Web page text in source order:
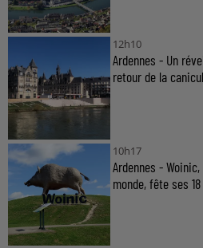
12h10
Ardennes - Un
retour de la
10h17
Ardennes -
monde, fête ses